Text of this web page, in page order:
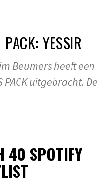
YESSIR
Beumers heeft een
PACK uitgebracht. De
40 SPOTIFY